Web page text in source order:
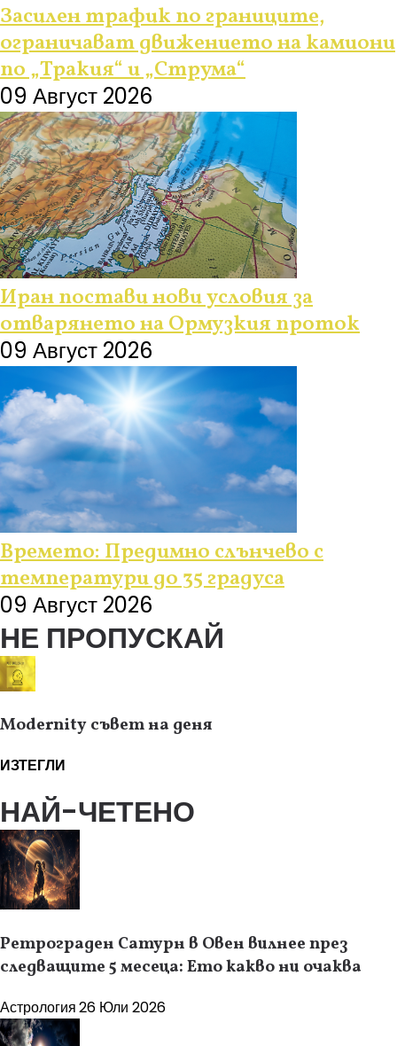
Засилен трафик по границите,
ограничават движението на камиони
по „Тракия“ и „Струма“
09 Август 2026
Иран постави нови условия за
отварянето на Ормузкия проток
09 Август 2026
Времето: Предимно слънчево с
температури до 35 градуса
09 Август 2026
НЕ ПРОПУСКАЙ
Modernity съвет на деня
ИЗТЕГЛИ
НАЙ-ЧЕТЕНО
Ретрограден Сатурн в Овен вилнее през
следващите 5 месеца: Ето какво ни очаква
Астрология26 Юли 2026